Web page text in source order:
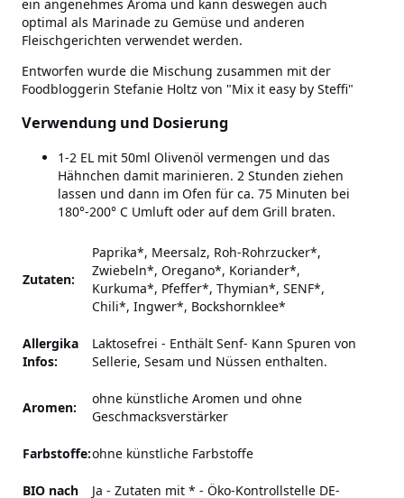
ein angenehmes Aroma und kann deswegen auch
optimal als Marinade zu Gemüse und anderen
Fleischgerichten verwendet werden.
Entworfen wurde die Mischung zusammen mit der
Foodbloggerin Stefanie Holtz von "Mix it easy by Steffi"
Verwendung und Dosierung
1-2 EL mit 50ml Olivenöl vermengen und das
Hähnchen damit marinieren. 2 Stunden ziehen
lassen und dann im Ofen für ca. 75 Minuten bei
180°-200° C Umluft oder auf dem Grill braten.
Zutaten:
Paprika*, Meersalz, Roh-Rohrzucker*,
Zwiebeln*, Oregano*, Koriander*,
Kurkuma*, Pfeffer*, Thymian*, SENF*,
Chili*, Ingwer*, Bockshornklee*
Allergika
Infos:
Laktosefrei - Enthält Senf- Kann Spuren von
Sellerie, Sesam und Nüssen enthalten.
Aromen:
ohne künstliche Aromen und ohne
Geschmacksverstärker
Farbstoffe:ohne künstliche Farbstoffe
BIO nach
Ja - Zutaten mit * - Öko-Kontrollstelle DE-